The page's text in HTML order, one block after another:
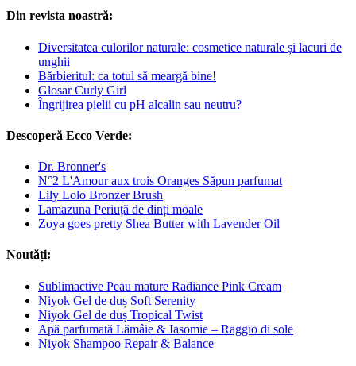
Din revista noastră:
Diversitatea culorilor naturale: cosmetice naturale și lacuri de
unghii
Bărbieritul: ca totul să meargă bine!
Glosar Curly Girl
Îngrijirea pielii cu pH alcalin sau neutru?
Descoperă Ecco Verde:
Dr. Bronner's
N°2 L'Amour aux trois Oranges Săpun parfumat
Lily Lolo Bronzer Brush
Lamazuna Periuță de dinți moale
Zoya goes pretty Shea Butter with Lavender Oil
Noutăți:
Sublimactive Peau mature Radiance Pink Cream
Niyok Gel de duș Soft Serenity
Niyok Gel de duș Tropical Twist
Apă parfumată Lămâie & Iasomie – Raggio di sole
Niyok Shampoo Repair & Balance